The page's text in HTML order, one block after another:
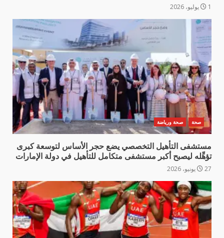
1 يوليو، 2026
صحة صحة ورياضة
مستشفى التأهيل التخصصي يضع حجر الأساس لتوسعة كبرى
تؤهِّله ليصبح أكبر مستشفى متكامل للتأهيل في دولة الإمارات
27 يونيو، 2026